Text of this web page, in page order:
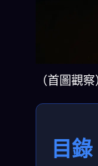
（首圖觀
目錄